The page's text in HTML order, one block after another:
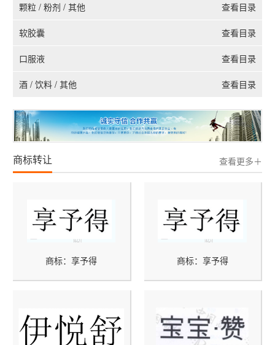
颗粒 / 粉剂 / 其他 查看目录
软胶囊 查看目录
口服液 查看目录
酒 / 饮料 / 其他 查看目录
商标转让 查看更多＋
商标：享予得 商标：享予得